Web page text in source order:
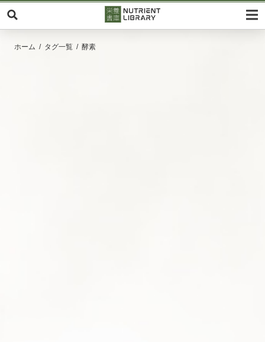
ホーム タグ一覧 酵素